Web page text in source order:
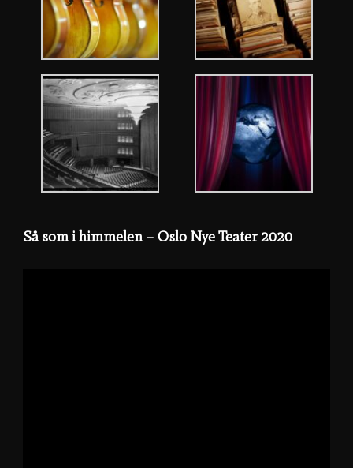
Så som i himmelen – Oslo Nye Teater 2020